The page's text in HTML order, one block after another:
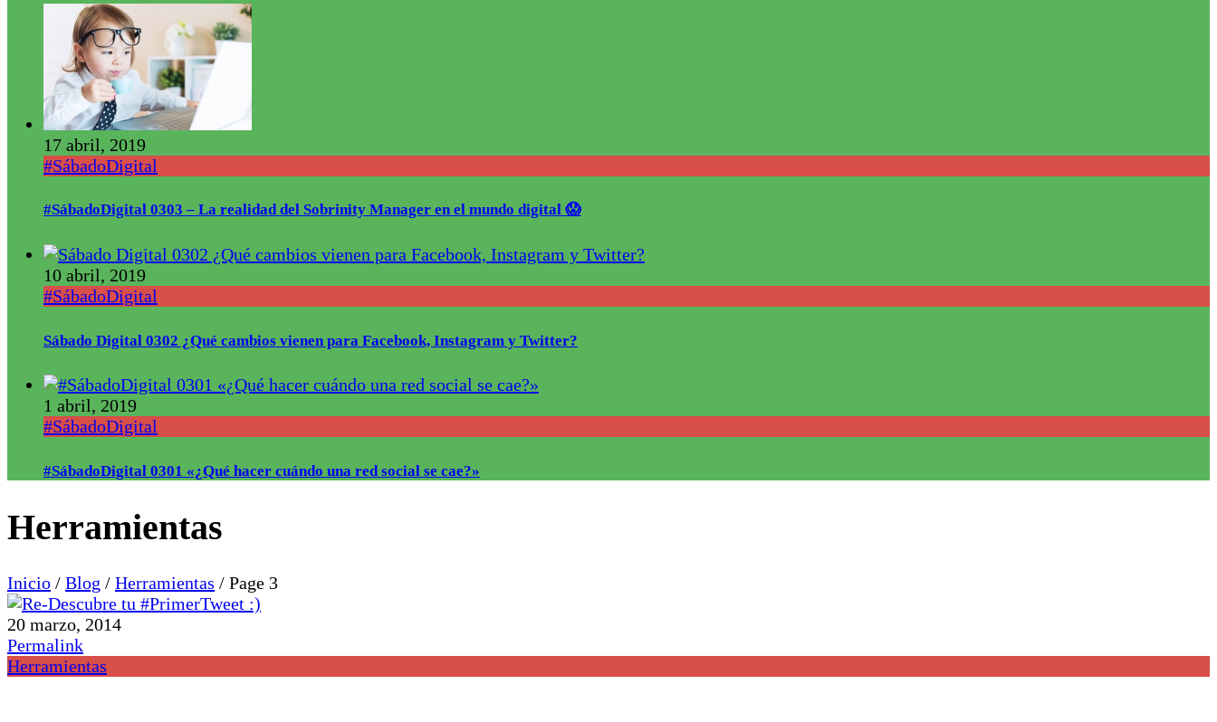
17 abril, 2019
#SábadoDigital
#SábadoDigital 0303 – La realidad del Sobrinity Manager en el mundo digital 😱
10 abril, 2019
#SábadoDigital
Sábado Digital 0302 ¿Qué cambios vienen para Facebook, Instagram y Twitter?
1 abril, 2019
#SábadoDigital
#SábadoDigital 0301 «¿Qué hacer cuándo una red social se cae?»
Herramientas
Inicio / Blog / Herramientas / Page 3
20 marzo, 2014
Permalink
Herramientas